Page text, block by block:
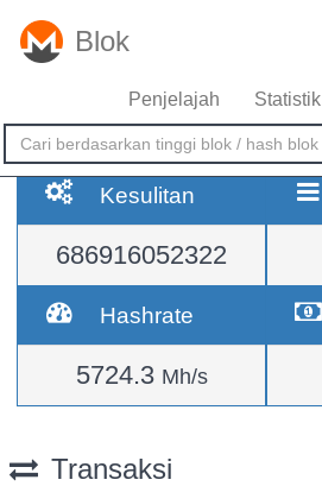
Blok
Penjelajah Statistik
Kesulitan
686916052322
Hashrate
5724.3 Mh/s
Transaksi